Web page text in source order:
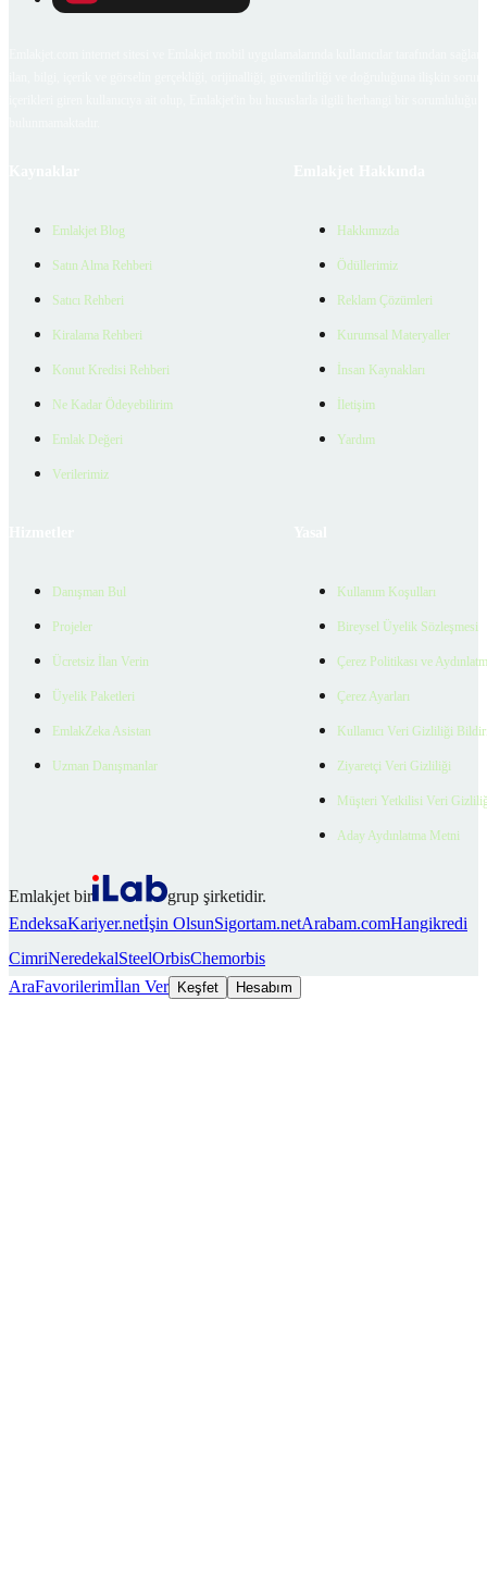
Emlakjet Blog
Satın Alma Rehberi
Satıcı Rehberi
Kiralama Rehberi
Konut Kredisi Rehberi
Ne Kadar Ödeyebilirim
Emlak Değeri
Verilerimiz
Hakkımızda
Ödüllerimiz
Reklam Çözümleri
Kurumsal Materyaller
İnsan Kaynakları
İletişim
Yardım
Danışman Bul
Projeler
Ücretsiz İlan Verin
Üyelik Paketleri
EmlakZeka Asistan
Uzman Danışmanlar
Kullanım Koşulları
Bireysel Üyelik Sözleşmesi
Çerez Politikası ve
Çerez Ayarları
Kullanıcı Veri Gizliliği
Ziyaretçi Veri Gizliliği
Müşteri Yetkilisi Veri
Aday Aydınlatma Metni
Emlakjet bir
grup şirketidir.
EndeksaKariyer.netİşin OlsunSigortam.netArabam.comHangikredi
CimriNeredekalSteelOrbisChemorbis
AraFavorilerimİlan Ver Keşfet Hesabım